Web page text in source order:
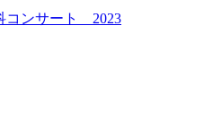
コンサート 2023